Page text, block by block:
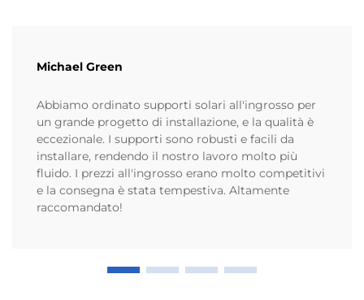
Michael Green
Abbiamo ordinato supporti solari all'ingrosso per
un grande progetto di installazione, e la qualità è
eccezionale. I supporti sono robusti e facili da
installare, rendendo il nostro lavoro molto più
fluido. I prezzi all'ingrosso erano molto competitivi
e la consegna è stata tempestiva. Altamente
raccomandato!